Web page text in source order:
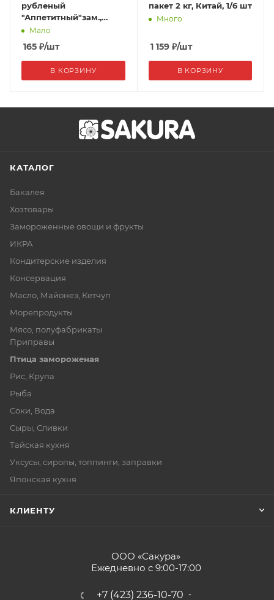
рубленый
"Аппетитный"зам.,
Мало
165 ₽/шт
В КОРЗИНУ
пакет 2 кг, Китай, 1/6 шт
Много
1 159₽/шт
В КОРЗИНУ
КАТАЛОГ
Бакалея
Хозтовары
Замороженные овощи и фрукты
ИКРА
Кондитерские изделия
Консервация
Масло, Майонез, Кетчуп
Морепродукты
Мясо, полуфабрикаты
Приправы
Птица замороженая
Рис, Крупа
Рыба
Соки, Вода
Сыры, Сливки
Тайская кухня
Уксусы, сиропы, топпинги, заправки
Японская кухня
КЛИЕНТУ
ООО «Сакура»
Ежедневно с 9:00-17:00
+7 (423) 236-10-70